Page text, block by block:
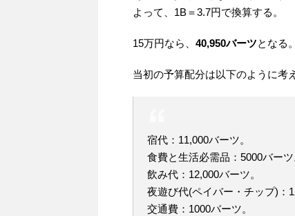
よって、1B＝3.7円で換算する。
15万円なら、 40,950バーツとなる。
当初の予算配分は以下のように考
宿代：11,000バーツ。
食費と生活必需品：5000バーツ
飲み代：12,000バーツ。
夜遊び代(ペイバー・チップ)：
交通費：1000バーツ。